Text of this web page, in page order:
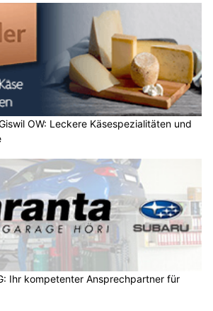
OW: Leckere Käsespezialitäten und
Ihr kompetenter Ansprechpartner für